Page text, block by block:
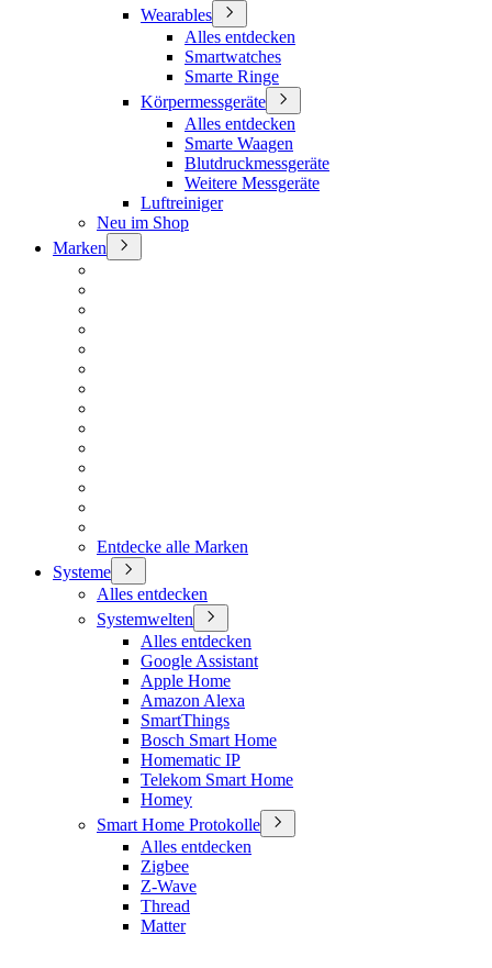
Wearables
Alles entdecken
Smartwatches
Smarte Ringe
Körpermessgeräte
Alles entdecken
Smarte Waagen
Blutdruckmessgeräte
Weitere Messgeräte
Luftreiniger
Neu im Shop
Marken
Entdecke alle Marken
Systeme
Alles entdecken
Systemwelten
Alles entdecken
Google Assistant
Apple Home
Amazon Alexa
SmartThings
Bosch Smart Home
Homematic IP
Telekom Smart Home
Homey
Smart Home Protokolle
Alles entdecken
Zigbee
Z-Wave
Thread
Matter